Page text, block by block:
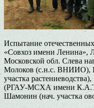
Испытание
«Совхоз имени Ленина»,
Московской обл. Слева
Молоков (с.н.с. ВНИИО),
участка
(РГАУ-МСХА имени
Шамонин (нач. участка